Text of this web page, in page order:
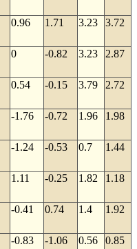
0.96 1.71 3.23 3.72
0 -0.82 3.23 2.87
0.54 -0.15 3.79 2.72
-1.76 -0.72 1.96 1.98
-1.24 -0.53 0.7 1.44
1.11 -0.25 1.82 1.18
-0.41 0.74 1.4 1.92
-0.83 -1.06 0.56 0.85